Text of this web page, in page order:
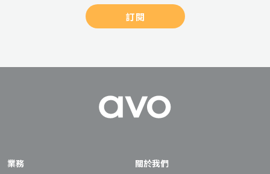
訂閱
業務
關於我們